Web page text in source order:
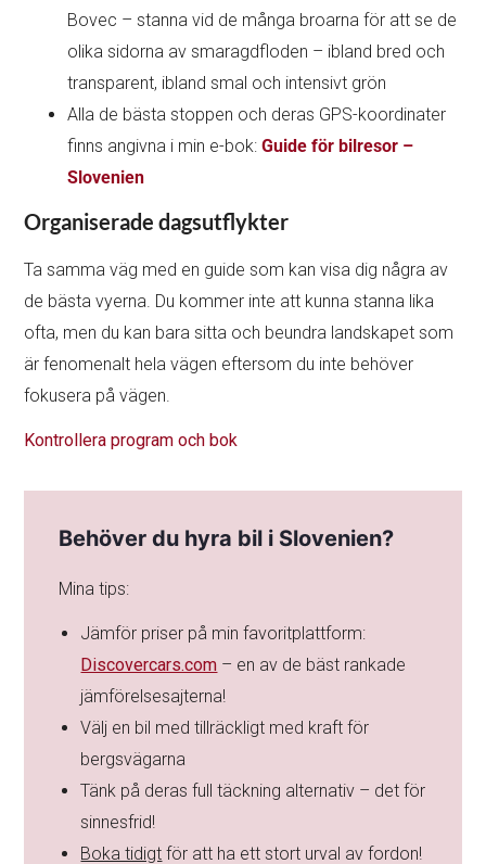
Bovec – stanna vid de många broarna för att se de
olika sidorna av smaragdfloden – ibland bred och
transparent, ibland smal och intensivt grön
Alla de bästa stoppen och deras GPS-koordinater
finns angivna i min e-bok:Guide för bilresor –
Slovenien
Organiserade dagsutflykter
Ta samma väg med en guide som kan visa dig några av
de bästa vyerna. Du kommer inte att kunna stanna lika
ofta, men du kan bara sitta och beundra landskapet som
är fenomenalt hela vägen eftersom du inte behöver
fokusera på vägen.
Kontrollera program och bok
Behöver du hyra bil i Slovenien?
Mina tips:
Jämför priser på min favoritplattform:
Discovercars.com – en av de bäst rankade
jämförelsesajterna!
Välj en bil med tillräckligt med kraft för
bergsvägarna
Tänk på deras full täckning alternativ – det för
sinnesfrid!
Boka tidigt för att ha ett stort urval av fordon!